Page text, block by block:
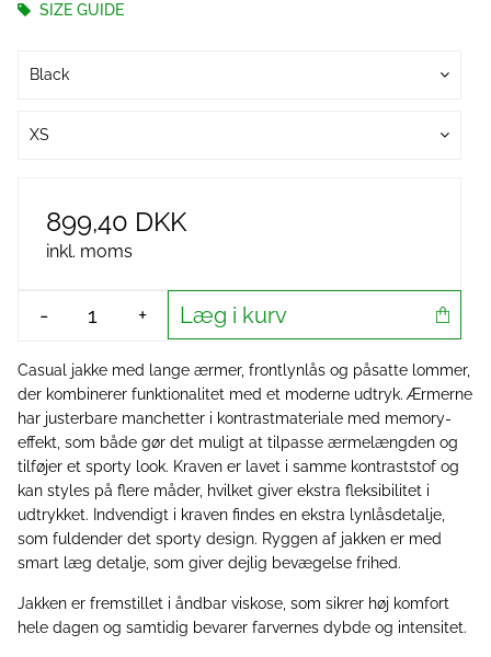
SIZE GUIDE
Black
XS
899,40 DKK
inkl. moms
- + Læg i kurv
Casual jakke med lange ærmer, frontlynlås og påsatte lommer,
der kombinerer funktionalitet med et moderne udtryk. Ærmerne
har justerbare manchetter i kontrastmateriale med memory-
effekt, som både gør det muligt at tilpasse ærmelængden og
tilføjer et sporty look. Kraven er lavet i samme kontraststof og
kan styles på flere måder, hvilket giver ekstra fleksibilitet i
udtrykket. Indvendigt i kraven findes en ekstra lynlåsdetalje,
som fuldender det sporty design. Ryggen af jakken er med
smart læg detalje, som giver dejlig bevægelse frihed.
Jakken er fremstillet i åndbar viskose, som sikrer høj komfort
hele dagen og samtidig bevarer farvernes dybde og intensitet.